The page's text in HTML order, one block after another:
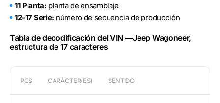
11 Planta: planta de ensamblaje
12-17 Serie: número de secuencia de producción
Tabla de decodificación del VIN —Jeep Wagoneer,
estructura de 17 caracteres
POS CARÁCTER(ES) SENTIDO